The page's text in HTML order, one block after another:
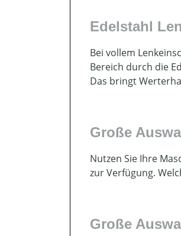
Edelstahl
Bei vollem
Bereich durch die
Das bringt
Große
Nutzen Sie Ihre
zur Verfügung.
Große